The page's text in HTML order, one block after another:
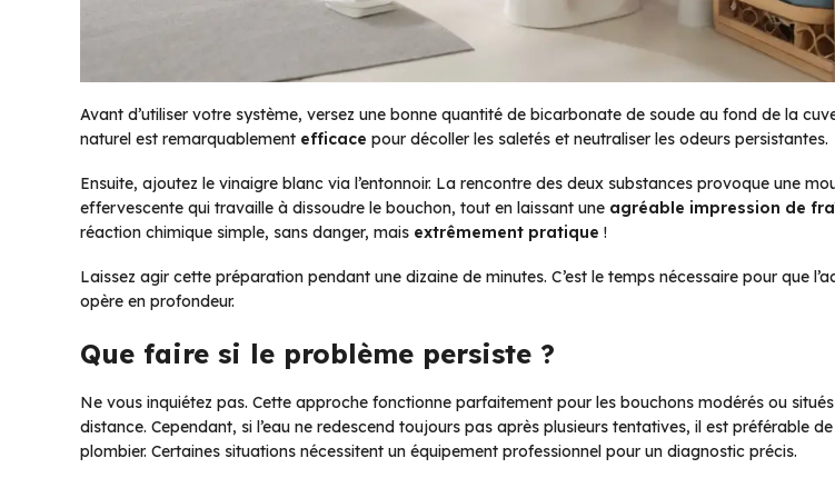
Avant d’utiliser votre système, versez une bonne quantité de bicarbonate de soude au fond de la
naturel est remarquablement efficace pour décoller les saletés et neutraliser les odeurs persistantes.
Ensuite, ajoutez le vinaigre blanc via l’entonnoir. La rencontre des deux substances provoque une
effervescente qui travaille à dissoudre le bouchon, tout en laissant une agréable impression de
réaction chimique simple, sans danger, mais extrêmement pratique !
Laissez agir cette préparation pendant une dizaine de minutes. C’est le temps nécessaire pour que
opère en profondeur.
Que faire si le problème persiste ?
Ne vous inquiétez pas. Cette approche fonctionne parfaitement pour les bouchons modérés ou
distance. Cependant, si l’eau ne redescend toujours pas après plusieurs tentatives, il est préférable
plombier. Certaines situations nécessitent un équipement professionnel pour un diagnostic précis.